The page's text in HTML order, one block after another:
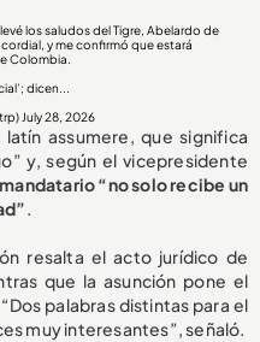
los saludos del Tigre, Abelardo de
y me confirmó que estará
Colombia.
dicen...
July 28, 2026
latín assumere, que significa
y, según el vicepresidente
“no solo recibe un
.
resalta el acto jurídico de
que la asunción pone el
palabras distintas para el
muy interesantes”, señaló.